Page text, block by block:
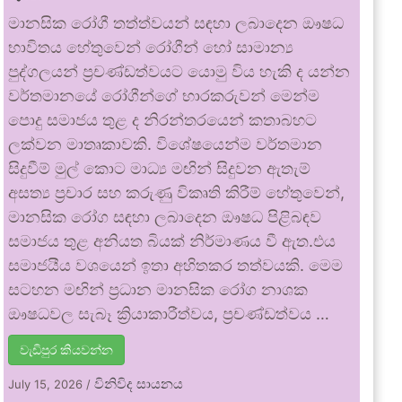
මානසික රෝගී තත්ත්වයන් සඳහා ලබාදෙන ඖෂධ
භාවිතය හේතුවෙන් රෝගීන් හෝ සාමාන්‍ය
පුද්ගලයන් ප්‍රචණ්ඩත්වයට යොමු විය හැකි ද යන්න
වර්තමානයේ රෝගීන්ගේ භාරකරුවන් මෙන්ම
පොදු සමාජය තුළ ද නිරන්තරයෙන් කතාබහට
ලක්වන මාතෘකාවකි. විශේෂයෙන්ම වර්තමාන
සිදුවීම් මුල් කොට මාධ්‍ය මඟින් සිදුවන ඇතැම්
අසත්‍ය ප්‍රචාර සහ කරුණු විකෘති කිරීම් හේතුවෙන්,
මානසික රෝග සඳහා ලබාදෙන ඖෂධ පිළිබඳව
සමාජය තුළ අනියත බියක් නිර්මාණය වී ඇත.එය
සමාජයීය වශයෙන් ඉතා අහිතකර තත්වයකි. මෙම
සටහන මඟින් ප්‍රධාන මානසික රෝග නාශක
ඖෂධවල සැබෑ ක්‍රියාකාරීත්වය, ප්‍රචණ්ඩත්වය …
වැඩිපුර කියවන්න
July 15, 2026 /විනිවිද සායනය